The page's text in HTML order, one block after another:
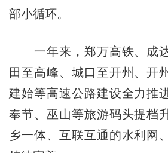
部小循环。
一年来，郑万高铁、成
田至高峰、城口至开州、开
建始等高速公路建设全力推
奉节、巫山等旅游码头提档
乡一体、互联互通的水利网